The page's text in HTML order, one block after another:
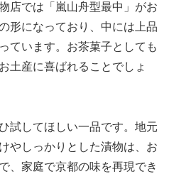
店では「嵐山舟型最中」がお
形になっており、中には上品
ています。お茶菓子としても
土産に喜ばれることでしょ
試してほしい一品です。地元
やしっかりとした漬物は、お
、家庭で京都の味を再現でき